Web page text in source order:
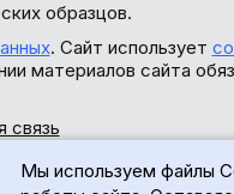
образцов.
. Сайт использует
материалов сайта
связь
Мы используем файлы